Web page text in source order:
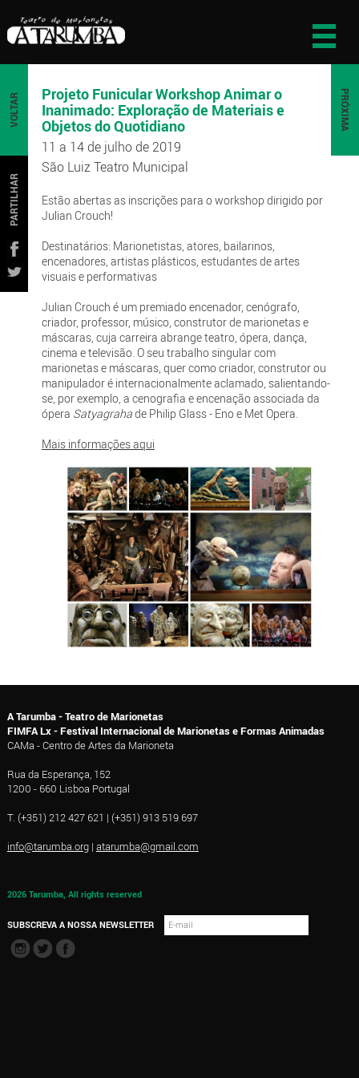
VOLTAR PRÓXIMA
PARTILHAR
Projeto Funicular Workshop Animar o
Inanimado: Exploração de Materiais e
Objetos do Quotidiano
11 a 14 de julho de 2019
São Luiz Teatro Municipal
Estão abertas as inscrições para o workshop dirigido por
Julian Crouch!
Destinatários: Marionetistas, atores, bailarinos,
encenadores, artistas plásticos, estudantes de artes
visuais e performativas
Julian Crouch é um premiado encenador, cenógrafo,
criador, professor, músico, construtor de marionetas e
máscaras, cuja carreira abrange teatro, ópera, dança,
cinema e televisão. O seu trabalho singular com
marionetas e máscaras, quer como criador, construtor ou
manipulador é internacionalmente aclamado, salientando-
se, por exemplo, a cenografia e encenação associada da
ópera Satyagrahade Philip Glass - Eno e Met Opera.
Mais informações aqui
A Tarumba - Teatro de Marionetas
FIMFA Lx - Festival Internacional de Marionetas e Formas Animadas
CAMa - Centro de Artes da Marioneta
Rua da Esperança, 152
1200 - 660 Lisboa Portugal
T. (+351) 212 427 621 | (+351) 913 519 697
info@tarumba.org| atarumba@gmail.com
2026 Tarumba, All rights reserved
SUBSCREVA A NOSSA NEWSLETTER